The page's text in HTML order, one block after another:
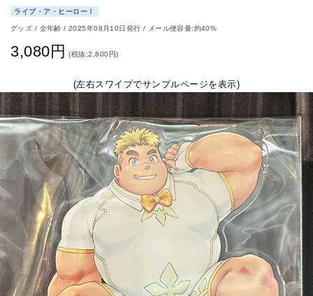
ライブ・ア・ヒーロー！
グッズ / 全年齢/2025年08月10日発行 / メール便容量:約40%
3,080円 (税抜:2,800円)
(左右スワイプでサンプルページを表示)